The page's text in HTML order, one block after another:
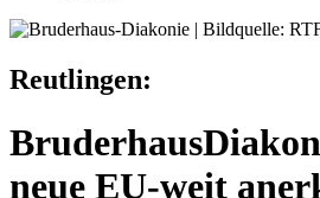
Reutlingen:
neue EU-weit